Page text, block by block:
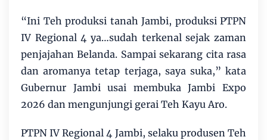
“Ini Teh produksi tanah Jambi, produksi PTPN
IV Regional 4 ya…sudah terkenal sejak zaman
penjajahan Belanda. Sampai sekarang cita rasa
dan aromanya tetap terjaga, saya suka,” kata
Gubernur Jambi usai membuka Jambi Expo
2026 dan mengunjungi gerai Teh Kayu Aro.
PTPN IV Regional 4 Jambi, selaku produsen Teh